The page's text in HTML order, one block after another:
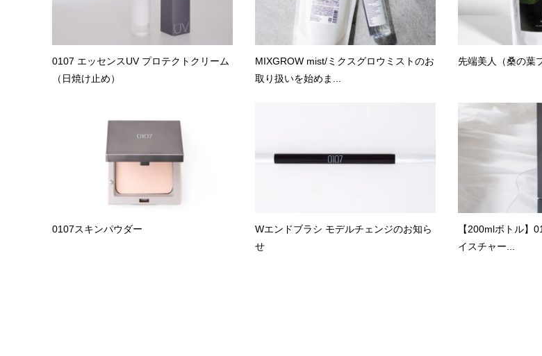
0107 エッセンスUV プロテクトクリーム
（日焼け止め）
MIXGROW mist/ミクスグロウミストのお
取り扱いを始めま...
先端美人（桑の葉
0107スキンパウダー
Wエンドブラシ モデルチェンジのお知ら
せ
【200mlボトル】
イスチャー...